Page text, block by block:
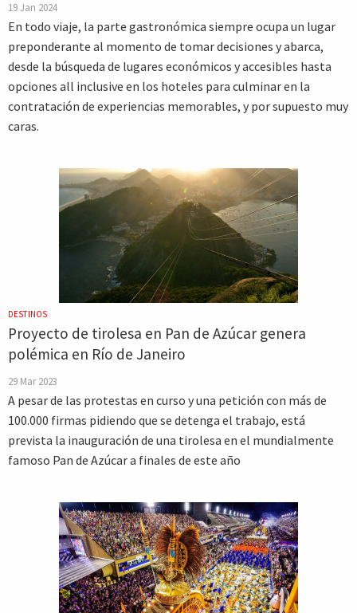
19 Jan 2024
En todo viaje, la parte gastronómica siempre ocupa un lugar
preponderante al momento de tomar decisiones y abarca,
desde la búsqueda de lugares económicos y accesibles hasta
opciones all inclusive en los hoteles para culminar en la
contratación de experiencias memorables, y por supuesto muy
caras.
DESTINOS
Proyecto de tirolesa en Pan de Azúcar genera
polémica en Río de Janeiro
29 Mar 2023
A pesar de las protestas en curso y una petición con más de
100.000 firmas pidiendo que se detenga el trabajo, está
prevista la inauguración de una tirolesa en el mundialmente
famoso Pan de Azúcar a finales de este año